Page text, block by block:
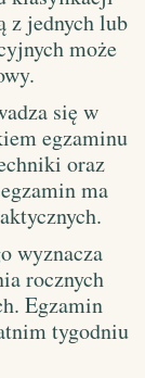
z jednych lub
może
się w
egzaminu
oraz
ma
wyznacza
rocznych
Egzamin
tygodniu